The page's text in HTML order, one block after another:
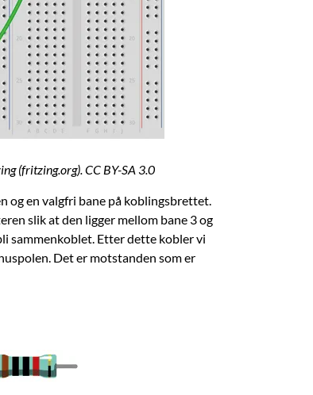
(fritzing.org). CC BY-SA 3.0
og en valgfri bane på koblingsbrettet.
slik at den ligger mellom bane 3 og
sammenkoblet. Etter dette kobler vi
Det er motstanden som er